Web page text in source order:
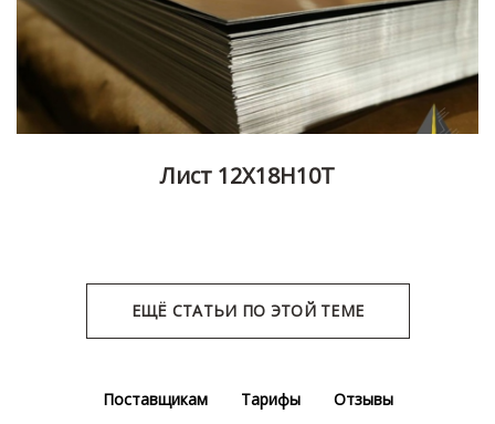
Лист 12Х18Н10Т
ЕЩЁ СТАТЬИ ПО ЭТОЙ ТЕМЕ
Поставщикам Тарифы Отзывы